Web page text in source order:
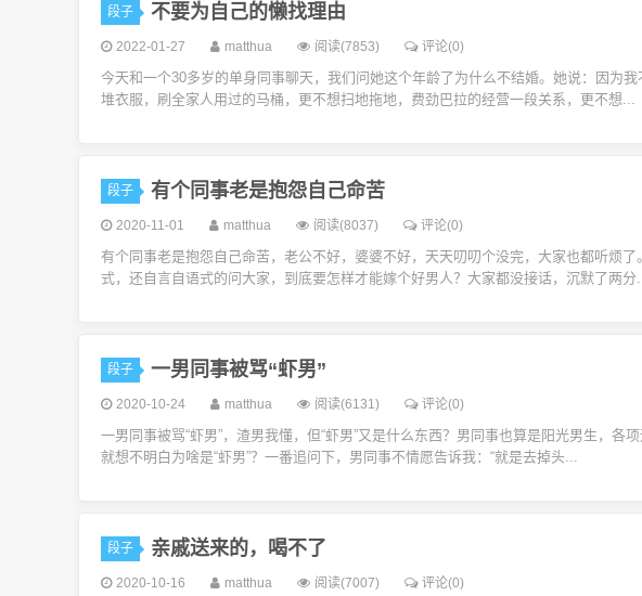
段子 不要为自己的懒找理由
2022-01-27 matthua 阅读(7853) 评论(0)
今天和一个30多岁的单身同事聊天，我们问她这个年龄了为什么不结婚。她说：因为
堆衣服，刷全家人用过的马桶，更不想扫地拖地，费劲巴拉的经营一段关系，更不想...
段子 有个同事老是抱怨自己命苦
2020-11-01 matthua 阅读(8037) 评论(0)
有个同事老是抱怨自己命苦，老公不好，婆婆不好，天天叨叨个没完，大家也都听烦
式，还自言自语式的问大家，到底要怎样才能嫁个好男人？大家都没接话，沉默了两分
段子 一男同事被骂“虾男”
2020-10-24 matthua 阅读(6131) 评论(0)
一男同事被骂“虾男”，渣男我懂，但“虾男”又是什么东西？男同事也算是阳光男生，各
就想不明白为啥是“虾男”？一番追问下，男同事不情愿告诉我：“就是去掉头...
段子 亲戚送来的，喝不了
2020-10-16 matthua 阅读(7007) 评论(0)